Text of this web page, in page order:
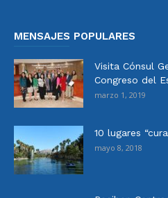
MENSAJES POPULARES
Visita Cónsul
Congreso del
marzo 1, 2019
10 lugares
mayo 8, 2018